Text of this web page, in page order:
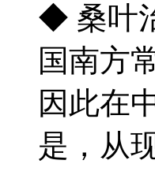
◆ 桑叶
国南方
因此在
是，从